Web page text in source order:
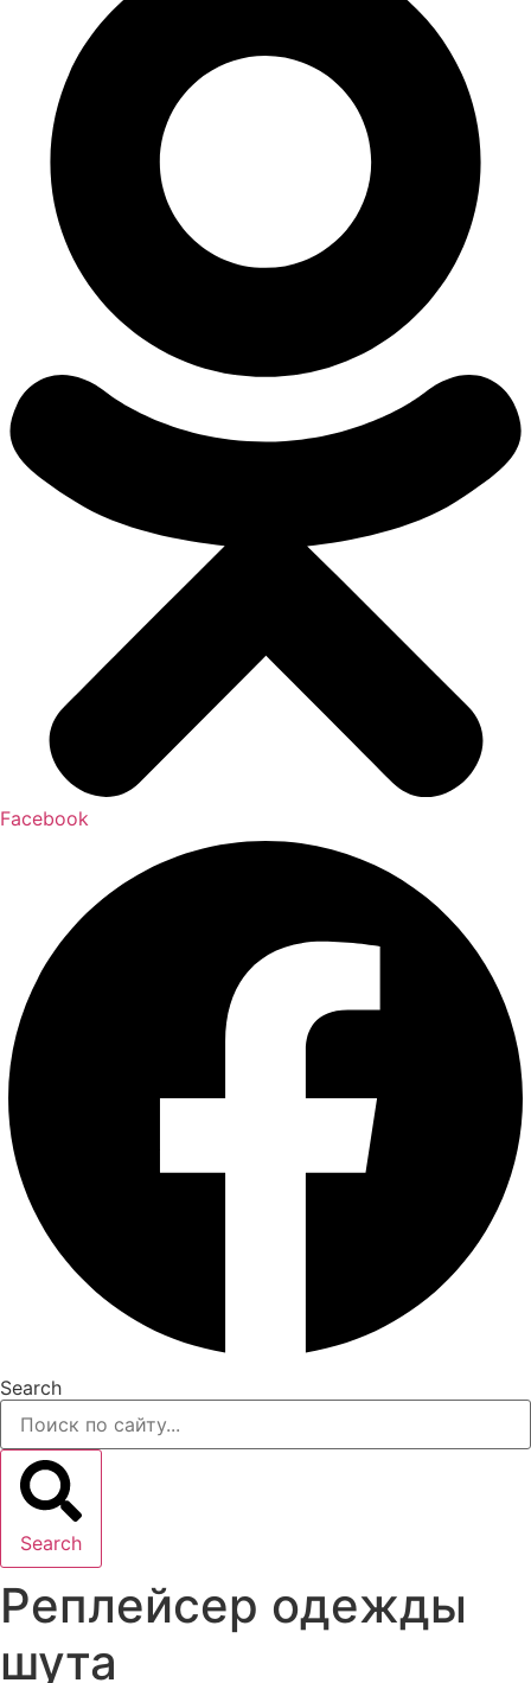
Facebook
Search
Search
Реплейсер одежды
шута